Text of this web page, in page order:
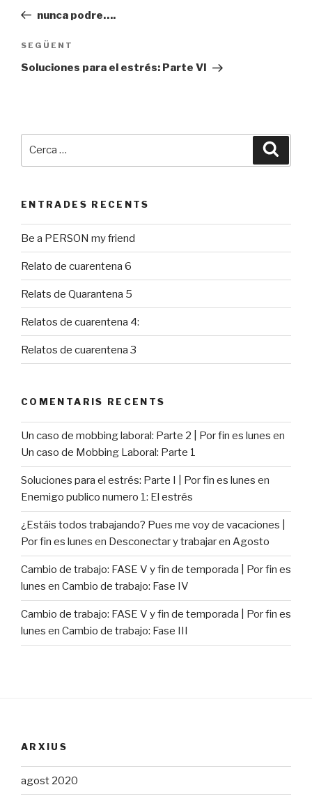
prèvianunca podre….
Entrada
següent
SEGÜENT
Soluciones para el estrés: Parte VI
ENTRADES RECENTS
Be a PERSON my friend
Relato de cuarentena 6
Relats de Quarantena 5
Relatos de cuarentena 4:
Relatos de cuarentena 3
COMENTARIS RECENTS
Un caso de mobbing laboral: Parte 2 | Por fin es lunes en
Un caso de Mobbing Laboral: Parte 1
Soluciones para el estrés: Parte I | Por fin es lunes en
Enemigo publico numero 1: El estrés
¿Estáis todos trabajando? Pues me voy de vacaciones |
Por fin es lunes en Desconectar y trabajar en Agosto
Cambio de trabajo: FASE V y fin de temporada | Por fin es
lunes en Cambio de trabajo: Fase IV
Cambio de trabajo: FASE V y fin de temporada | Por fin es
lunes en Cambio de trabajo: Fase III
ARXIUS
agost 2020